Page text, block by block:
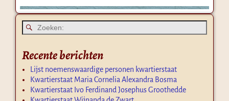
Recente berichten
Lijst noemenswaardige personen kwartierstaat
Kwartierstaat Maria Cornelia Alexandra Bosma
Kwartierstaat Ivo Ferdinand Josephus Groothedde